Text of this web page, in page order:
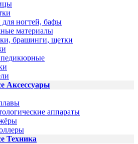
ногтей, бафы
материалы
брашинги, щетки
Аксессуары
аппараты
Техника